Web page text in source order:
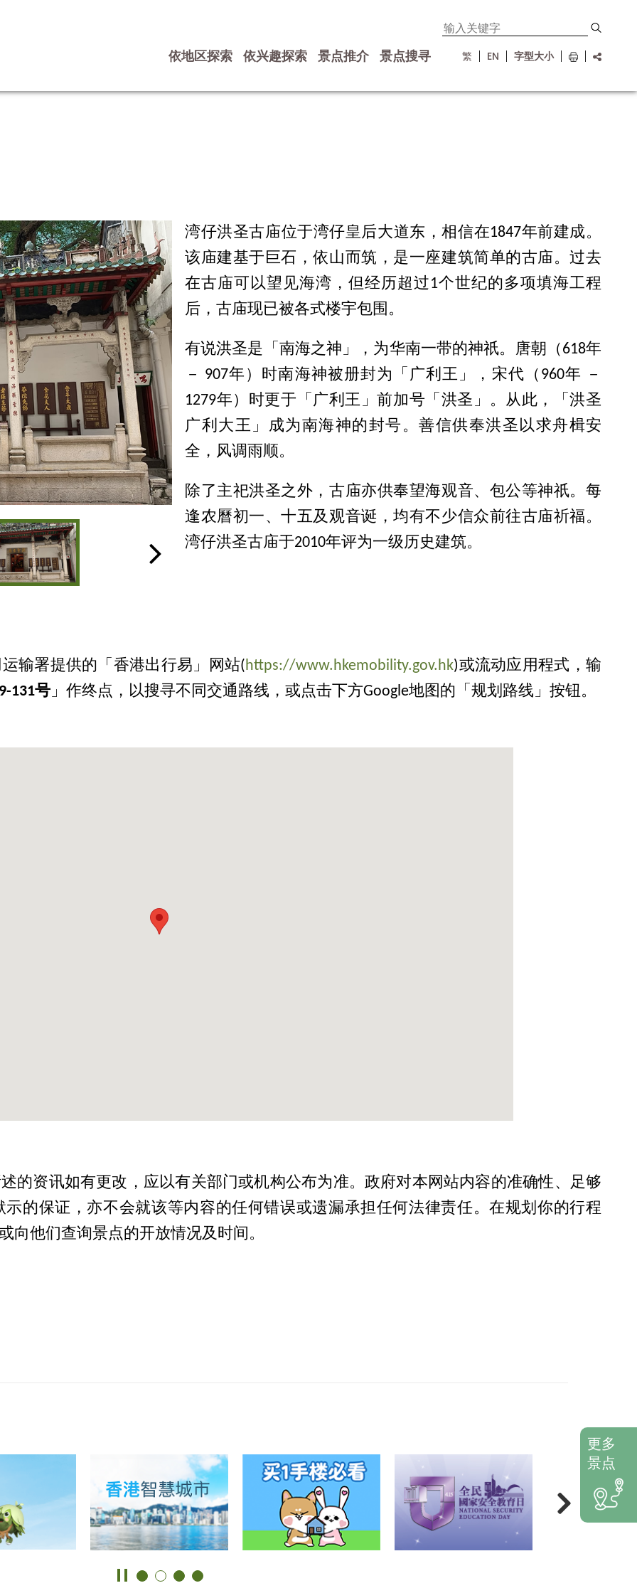
依地区探索 依兴趣探索 景点推介 景点搜寻 繁 EN 字型大小
湾仔洪圣古庙位于湾仔皇后大道东，相信在1847年前建成。
该庙建基于巨石，依山而筑，是一座建筑简单的古庙。过去
在古庙可以望见海湾，但经历超过1个世纪的多项填海工程
后，古庙现已被各式楼宇包围。
有说洪圣是「南海之神」，为华南一带的神祇。唐朝（618年
－ 907年）时南海神被册封为「广利王」，宋代（960年 －
1279年）时更于「广利王」前加号「洪圣」。从此，「洪圣
广利大王」成为南海神的封号。善信供奉洪圣以求舟楫安
全，风调雨顺。
除了主祀洪圣之外，古庙亦供奉望海观音、包公等神祇。每
逢农曆初一、十五及观音诞，均有不少信众前往古庙祈福。
湾仔洪圣古庙于2010年评为一级历史建筑。
输署提供的「香港出行易」网站(https://www.hkemobility.gov.hk)或流动应用程式，输
131号 」作终点，以搜寻不同交通路线，或点击下方Google地图的「规划路线」按钮。
的资讯如有更改，应以有关部门或机构公布为准。政府对本网站内容的准确性、足够
的保证，亦不会就该等内容的任何错误或遗漏承担任何法律责任。在规划你的行程
向他们查询景点的开放情况及时间。
更多
景点